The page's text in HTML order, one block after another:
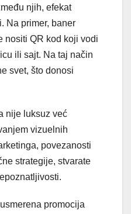
njih, efekat
Na primer, baner
nositi QR kod koji vodi
ili sajt. Na taj način
svet, što donosi
nije luksuz već
vizuelnih
povezanosti
strategije, stvarate
promocija